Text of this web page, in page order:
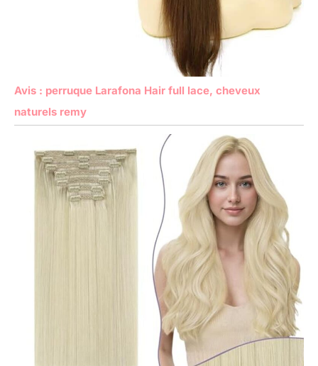
Avis : perruque Larafona Hair full lace, cheveux
naturels remy